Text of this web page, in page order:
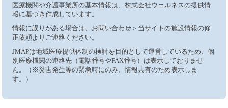
医療機関や介護事業所の基本情報は、株式会社ウェルネスの提供情
報に基づき作成しています。
情報に誤りがある場合は、お問い合わせ＞当サイトの施設情報の修
正依頼よりご連絡ください。
JMAPは地域医療提供体制の検討を目的として運営しているため、個
別医療機関の連絡先（電話番号やFAX番号）は表示しておりませ
ん。（※災害発生等の緊急時にのみ、情報共有のため表示しま
す。）